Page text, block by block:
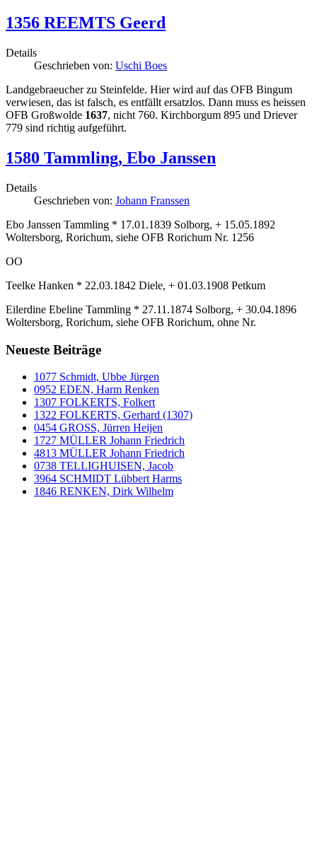
1356 REEMTS Geerd
Details
Geschrieben von: Uschi Boes
Landgebraeucher zu Steinfelde. Hier wird auf das OFB Bingum
verwiesen, das ist falsch, es entfällt ersatzlos. Dann muss es heissen
OFB Großwolde 1637, nicht 760. Kirchborgum 895 und Driever
779 sind richtig aufgeführt.
1580 Tammling, Ebo Janssen
Details
Geschrieben von: Johann Franssen
Ebo Janssen Tammling * 17.01.1839 Solborg, + 15.05.1892
Woltersborg, Rorichum, siehe OFB Rorichum Nr. 1256
OO
Teelke Hanken * 22.03.1842 Diele, + 01.03.1908 Petkum
Eilerdine Ebeline Tammling * 27.11.1874 Solborg, + 30.04.1896
Woltersborg, Rorichum, siehe OFB Rorichum, ohne Nr.
Neueste Beiträge
1077 Schmidt, Ubbe Jürgen
0952 EDEN, Harm Renken
1307 FOLKERTS, Folkert
1322 FOLKERTS, Gerhard (1307)
0454 GROSS, Jürren Heijen
1727 MÜLLER Johann Friedrich
4813 MÜLLER Johann Friedrich
0738 TELLIGHUISEN, Jacob
3964 SCHMIDT Lübbert Harms
1846 RENKEN, Dirk Wilhelm